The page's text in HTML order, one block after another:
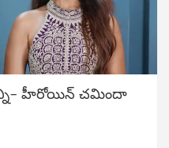
హీరోయిన్‌ చమిందా